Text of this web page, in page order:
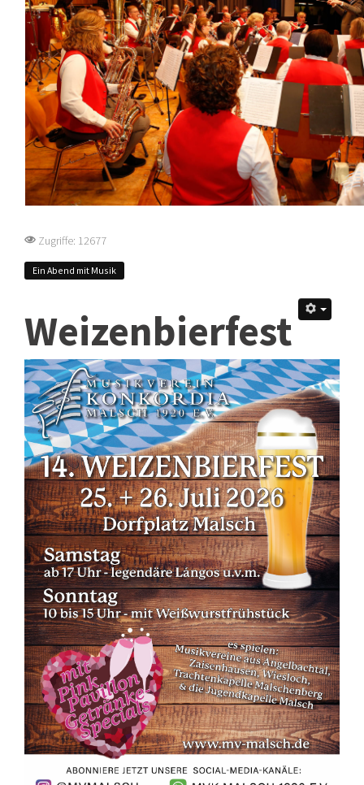
Zugriffe: 12677
Ein Abend mit Musik
Weizenbierfest